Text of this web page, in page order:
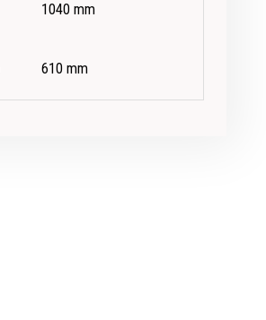
1040 mm
610 mm